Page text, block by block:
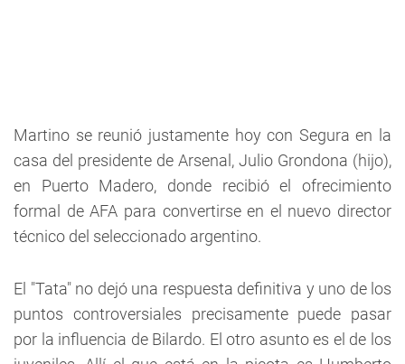
Martino se reunió justamente hoy con Segura en la
casa del presidente de Arsenal, Julio Grondona (hijo),
en Puerto Madero, donde recibió el ofrecimiento
formal de AFA para convertirse en el nuevo director
técnico del seleccionado argentino.
El "Tata" no dejó una respuesta definitiva y uno de los
puntos controversiales precisamente puede pasar
por la influencia de Bilardo. El otro asunto es el de los